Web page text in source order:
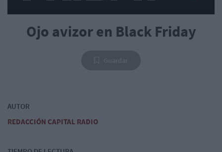
Ojo avizor en Black Friday
AUTOR
REDACCIÓN CAPITAL RADIO